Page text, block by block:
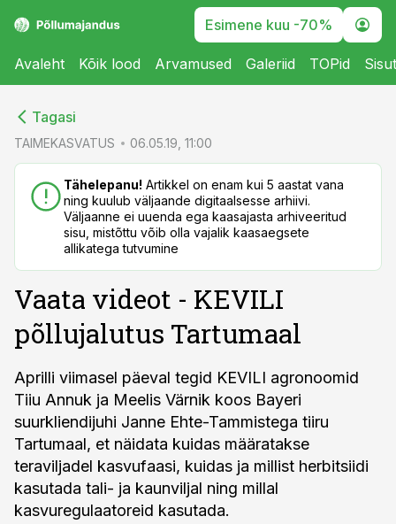
Esimene kuu -70%
Avaleht Kõik lood Arvamused Galeriid TOPid
Tagasi
TAIMEKASVATUS 06.05.19, 11:00
Tähelepanu! Artikkel on enam kui 5 aastat vana
ning kuulub väljaande digitaalsesse arhiivi.
Väljaanne ei uuenda ega kaasajasta arhiveeritud
sisu, mistõttu võib olla vajalik kaasaegsete
allikatega tutvumine
Vaata videot - KEVILI
põllujalutus Tartumaal
Aprilli viimasel päeval tegid KEVILI agronoomid
Tiiu Annuk ja Meelis Värnik koos Bayeri
suurkliendijuhi Janne Ehte-Tammistega tiiru
Tartumaal, et näidata kuidas määratakse
teraviljadel kasvufaasi, kuidas ja millist herbitsiidi
kasutada tali- ja kaunviljal ning millal
kasvuregulaatoreid kasutada.